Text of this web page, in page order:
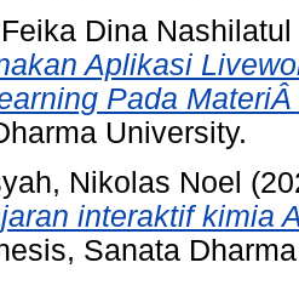
Dina Nashilatul
Aplikasi
Pada
University.
Nikolas Noel
interaktif kimia
Sanata